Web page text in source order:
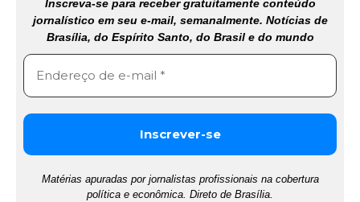
Inscreva-se para receber gratuitamente conteúdo
jornalístico em seu e-mail, semanalmente. Notícias de
Brasília, do Espírito Santo, do Brasil e do mundo
Matérias apuradas por jornalistas profissionais na cobertura
política e econômica. Direto de Brasília.